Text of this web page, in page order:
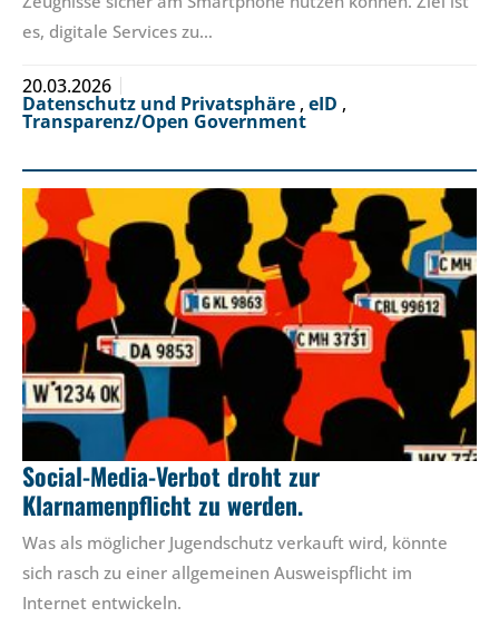
es, digitale Services zu…
20.03.2026
Datenschutz und Privatsphäre , eID ,
Transparenz/Open Government
Social-Media-Verbot droht zur
Klarnamenpflicht zu werden.
Was als möglicher Jugendschutz verkauft wird, könnte
sich rasch zu einer allgemeinen Ausweispflicht im
Internet entwickeln.